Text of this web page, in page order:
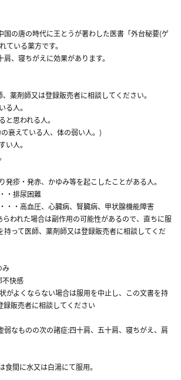
の唐の時代に王とうが著わした医書「外台秘要(ゲ
ている薬方です。
、寝ちがえに効果があります。
薬剤師又は登録販売者に相談してください。
る人。
と思われる人。
衰えている人、体の弱い人。)
い人。
発疹・発赤、かゆみ等を起こしたことがある人。
・排尿困難
・・高血圧、心臓病、腎臓病、甲状腺機能障害
われた場合は副作用の可能性があるので、直ちに服
持って医師、薬剤師又は登録販売者に相談してくだ
み
不快感
がよくならない場合は服用を中止し、この文書を持
録販売者に相談してください
なものの次の諸症:四十肩、五十肩、寝ちがえ、肩
間に水又は白湯にて服用。